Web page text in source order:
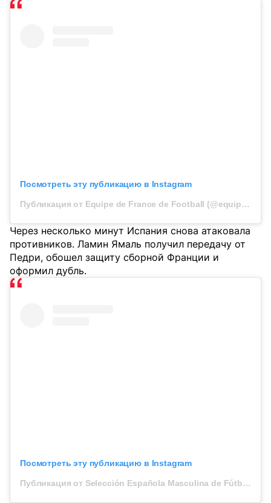
Посмотреть эту публикацию в Instagram
Публикация от Equipe de France de Football (@equipedefrance)
Через несколько минут Испания снова атаковала
противников. Ламин Ямаль получил передачу от
Педри, обошел защиту сборной Франции и
оформил дубль.
Посмотреть эту публикацию в Instagram
Публикация от Selección Española Masculina de Fútbol (@sefutbol)